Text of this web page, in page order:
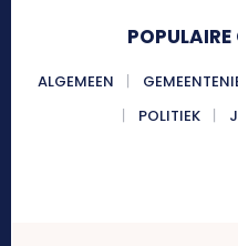
ALGEMEEN
POLITIEK